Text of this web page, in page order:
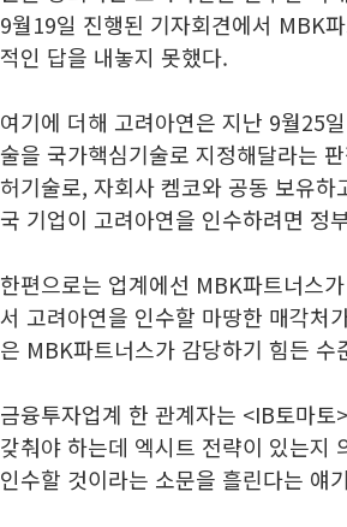
9월19일 진행된 기자회견에서 MBK
적인 답을 내놓지 못했다.
여기에 더해 고려아연은 지난 9월25
술을 국가핵심기술로 지정해달라는
허기술로, 자회사 켐코와 공동 보유
국 기업이 고려아연을 인수하려면 정
한편으로는 업계에선 MBK파트너스
서 고려아연을 인수할 마땅한 매각처
은 MBK파트너스가 감당하기 힘든 수
금융투자업계 한 관계자는 <IB토마
갖춰야 하는데 엑시트 전략이 있는
인수할 것이라는 소문을 흘린다는